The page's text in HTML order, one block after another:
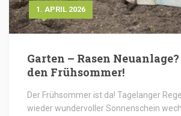
1. APRIL 2026
Garten – Rasen
den Frühsommer!
Der Frühsommer ist da! Tagelanger
wieder wundervoller Sonnenschein